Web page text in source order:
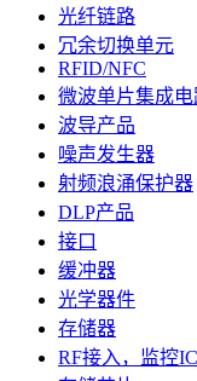
光纤链路
冗余切换单元
RFID/NFC
微波单片集成电
波导产品
噪声发生器
射频浪涌保护器
DLP产品
接口
缓冲器
光学器件
存储器
RF接入，监控IC